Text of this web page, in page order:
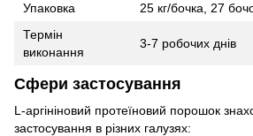
Упаковка
25 кг/бочка, 27
Термін
виконання
3-7 робочих днів
Сфери застосування
L-аргініновий протеїновий порошок
застосування в різних галузях: